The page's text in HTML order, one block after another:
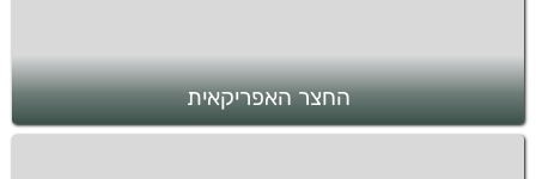
החצר האפריקאית